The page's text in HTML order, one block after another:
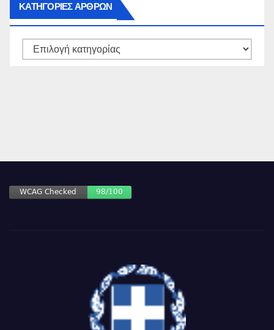
ΚΑΤΗΓΟΡΙΕΣ ΑΡΘΡΩΝ
ΚΑΤΗΓΟΡΙΕΣ